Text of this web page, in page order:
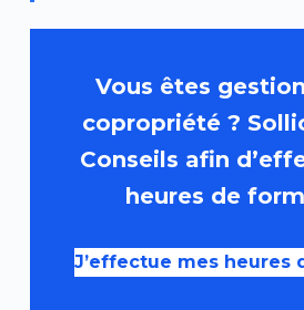
Vous êtes
copropriété ?
Conseils afin
heures de
J’effectue mes heures